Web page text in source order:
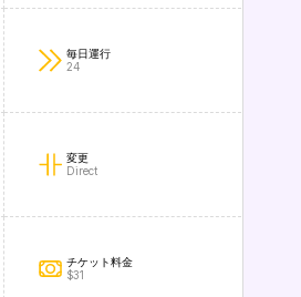
毎日運行
24
変更
Direct
チケット料金
$31